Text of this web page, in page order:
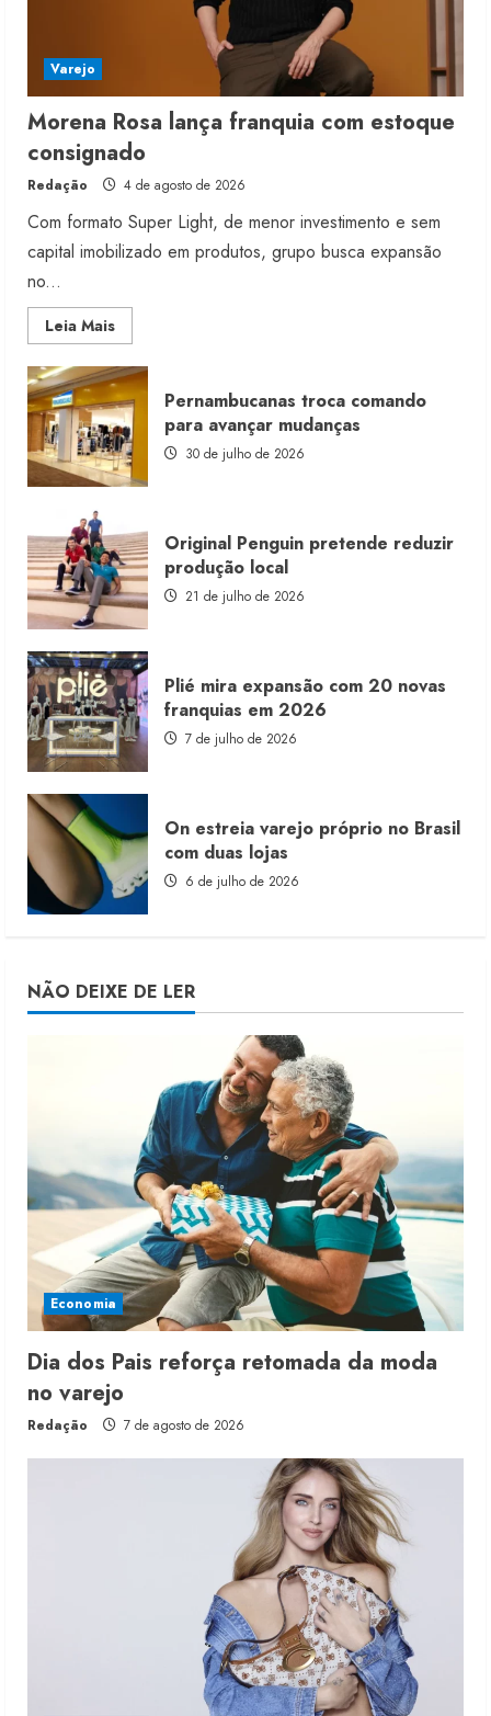
Varejo
Morena Rosa lança franquia com estoque
consignado
Redação 4 de agosto de 2026
Com formato Super Light, de menor investimento e sem
capital imobilizado em produtos, grupo busca expansão
no...
Leia MaisRead
more
Morena
Rosa
lança
franquia
com
estoque
consignado
Pernambucanas troca comando
para avançar mudanças
30 de julho de 2026
Original Penguin pretende reduzir
produção local
21 de julho de 2026
Plié mira expansão com 20 novas
franquias em 2026
7 de julho de 2026
On estreia varejo próprio no Brasil
com duas lojas
6 de julho de 2026
NÃO DEIXE DE LER
Economia
Dia dos Pais reforça retomada da moda
no varejo
Redação 7 de agosto de 2026